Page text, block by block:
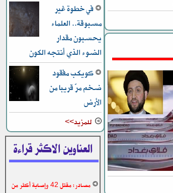
في خطوة غير
مسبوقة.. العلماء
يحسبون مقدار
الضوء الذي أنتجه الكون
كويكب مفقود
ضخم مرّ قريبا من
الأرض
للمزيد>>
العناوين الاكثر قراءة
مصادر: مقتل 42 وإصابة أكثر من